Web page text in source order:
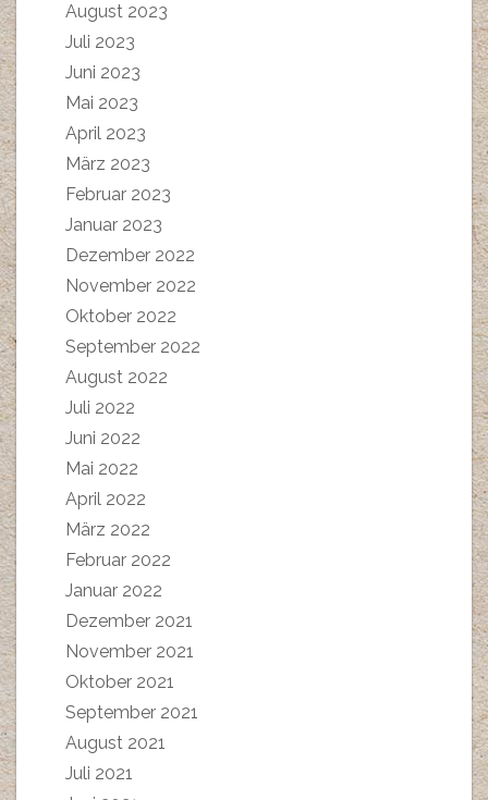
August 2023
Juli 2023
Juni 2023
Mai 2023
April 2023
März 2023
Februar 2023
Januar 2023
Dezember 2022
November 2022
Oktober 2022
September 2022
August 2022
Juli 2022
Juni 2022
Mai 2022
April 2022
März 2022
Februar 2022
Januar 2022
Dezember 2021
November 2021
Oktober 2021
September 2021
August 2021
Juli 2021